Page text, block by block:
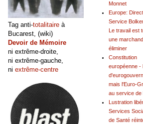
Monnet
Europe:
Service
Le travail est
une
éliminer
Constitution
européenne -
mais l'Euro-
au service de
Lustration
Services
de Santé
Tag anti-totalitaire à
Bucarest, (wiki)
Devoir de Mémoire
ni extrême-droite,
ni extrême-gauche,
ni extrême-centre